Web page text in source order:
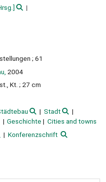
; 61
2004
Kt. ; 27 cm
Stadt
Geschichte
Cities and towns
Konferenzschrift